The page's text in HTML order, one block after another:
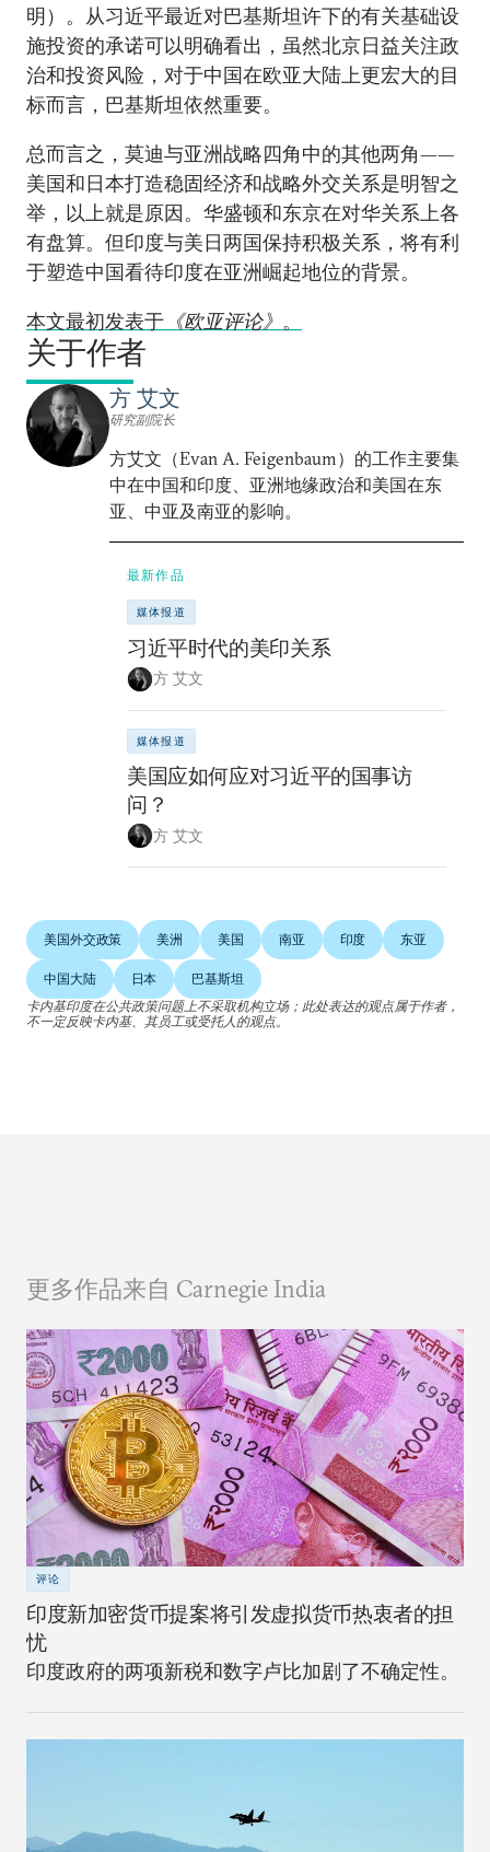
明）。从习近平最近对巴基斯坦许下的有关基础设
施投资的承诺可以明确看出，虽然北京日益关注政
治和投资风险，对于中国在欧亚大陆上更宏大的目
标而言，巴基斯坦依然重要。
总而言之，莫迪与亚洲战略四角中的其他两角——
美国和日本打造稳固经济和战略外交关系是明智之
举，以上就是原因。华盛顿和东京在对华关系上各
有盘算。但印度与美日两国保持积极关系，将有利
于塑造中国看待印度在亚洲崛起地位的背景。
本文最初发表于 《欧亚评论》 。
关于作者
方 艾文
研究副院长
方艾文（Evan A. Feigenbaum）的工作主要集
中在中国和印度、亚洲地缘政治和美国在东
亚、中亚及南亚的影响。
最新作品
媒体报道
习近平时代的美印关系
方 艾文
媒体报道
美国应如何应对习近平的国事访
问？
方 艾文
美国外交政策 美洲 美国 南亚 印度 东亚
中国大陆 日本
巴基斯坦
卡内基印度在公共政策问题上不采取机构立场；此处表达的观点属于作者，
不一定反映卡内基、其员工或受托人的观点。
更多作品来自 Carnegie India
评论
印度新加密货币提案将引发虚拟货币热衷者的担
忧
印度政府的两项新税和数字卢比加剧了不确定性。